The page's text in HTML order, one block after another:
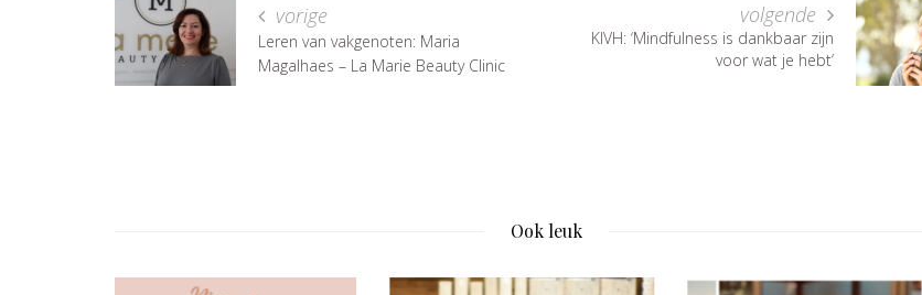
vorige
Leren van vakgenoten: Maria
Magalhaes – La Marie Beauty Clinic
volgende
KIVH: ‘Mindfulness is dankbaar zijn
voor wat je hebt’
Ook leuk